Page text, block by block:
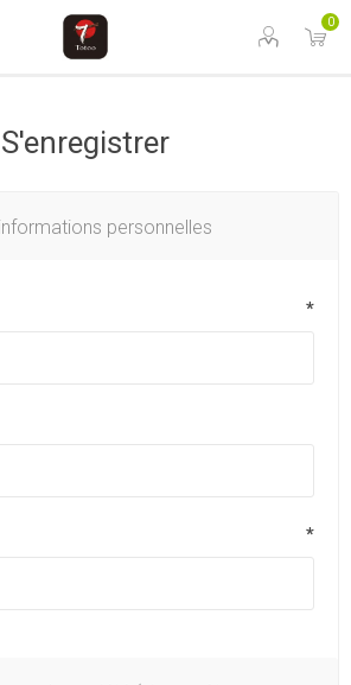
0
S'enregistrer
personnelles
*
*